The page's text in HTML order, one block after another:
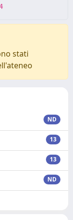
stati
ND
13
13
ND